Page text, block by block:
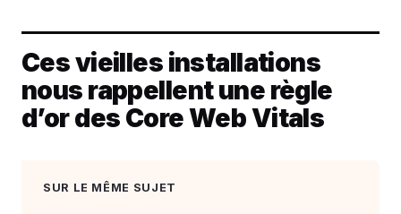
Ces vieilles installations
nous rappellent une règle
d’or des Core Web Vitals
SUR LE MÊME SUJET